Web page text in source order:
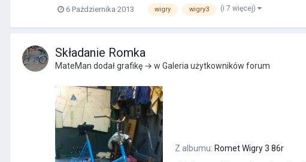
6 Października 2013 wigry wigry3 (i 7 więcej)
Składanie Romka
MateMan dodał grafikę → w Galeria użytkowników forum
Z albumu: Romet Wigry 3 86r